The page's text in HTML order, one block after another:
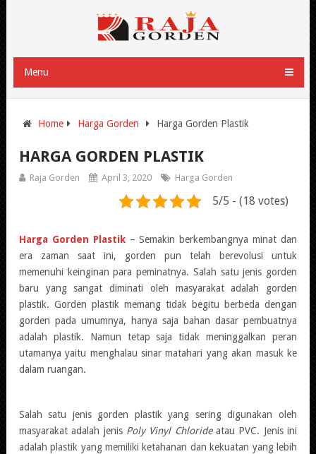
Menu
Home Harga Gorden Harga Gorden Plastik
HARGA GORDEN PLASTIK
Raja Gorden April 3, 2020 Harga Gorden
5/5 - (18 votes)
Harga Gorden Plastik– Semakin berkembangnya minat dan
era zaman saat ini, gorden pun telah berevolusi untuk
memenuhi keinginan para peminatnya. Salah satu jenis gorden
baru yang sangat diminati oleh masyarakat adalah gorden
plastik. Gorden plastik memang tidak begitu berbeda dengan
gorden pada umumnya, hanya saja bahan dasar pembuatnya
adalah plastik. Namun tetap saja tidak meninggalkan peran
utamanya yaitu menghalau sinar matahari yang akan masuk ke
dalam ruangan.
Salah satu jenis gorden plastik yang sering digunakan oleh
masyarakat adalah jenis Poly Vinyl Chlorideatau PVC. Jenis ini
adalah plastik yang memiliki ketahanan dan kekuatan yang lebih